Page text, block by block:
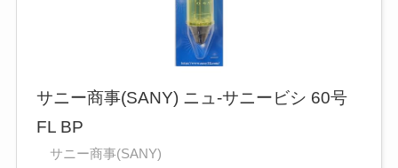
サニー商事(SANY) ニュ-サニービシ 60号
FL BP
サニー商事(SANY)